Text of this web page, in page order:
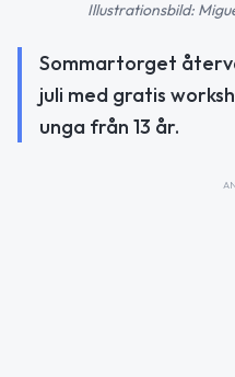
Illustrationsbild:
Sommartorget
juli med gratis
unga från 13 år.